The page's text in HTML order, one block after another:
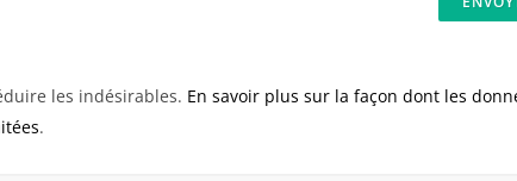
les indésirables. En savoir plus sur la façon dont les
.